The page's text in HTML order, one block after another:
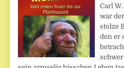
Carl
war
stolze
den er
schwer